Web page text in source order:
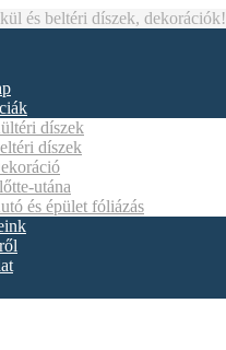
és beltéri díszek, dekorációk!
díszek
díszek
utána
és épület fóliázás